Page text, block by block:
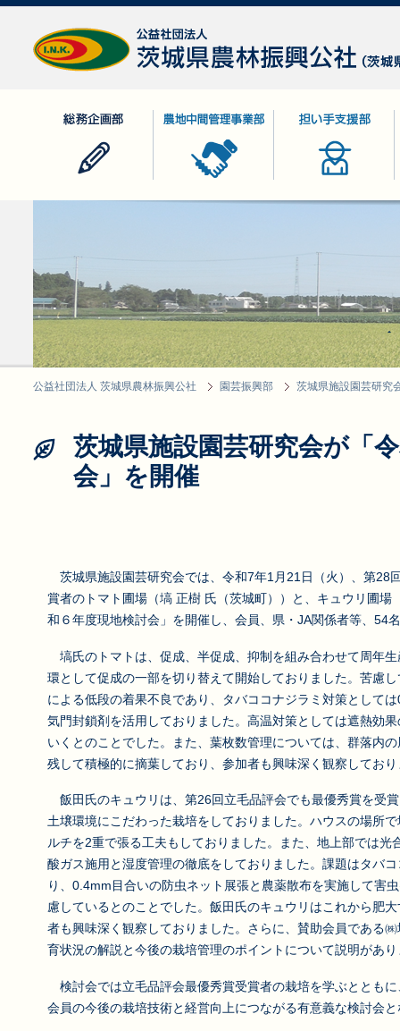
公益社団法人 茨城県農林振興公社 園芸振興部 茨城県施設園芸研究
茨城県施設園芸研究会が「
会」を開催
茨城県施設園芸研究会では、令和7年1月21日（火）、第
賞者のトマト圃場（塙 正樹 氏（茨城町））と、キュウリ圃場
和６年度現地検討会」を開催し、会員、県・JA関係者等、54
塙氏のトマトは、促成、半促成、抑制を組み合わせて周年
環として促成の一部を切り替えて開始しておりました。苦慮
による低段の着果不良であり、タバココナジラミ対策として
気門封鎖剤を活用しておりました。高温対策としては遮熱効
いくとのことでした。また、葉枚数管理については、群落内
残して積極的に摘葉しており、参加者も興味深く観察してお
飯田氏のキュウリは、第26回立毛品評会でも最優秀賞を受
土壌環境にこだわった栽培をしておりました。ハウスの場所
ルチを2重で張る工夫もしておりました。また、地上部では光
酸ガス施用と湿度管理の徹底をしておりました。課題はタバ
り、0.4mm目合いの防虫ネット展張と農薬散布を実施して害
慮しているとのことでした。飯田氏のキュウリはこれから肥
者も興味深く観察しておりました。さらに、賛助会員である
育状況の解説と今後の栽培管理のポイントについて説明があ
検討会では立毛品評会最優秀賞受賞者の栽培を学ぶととも
会員の今後の栽培技術と経営向上につながる有意義な検討会